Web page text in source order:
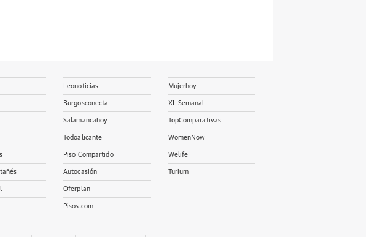
Leonoticias
Burgosconecta
Salamancahoy
Todoalicante
Piso Compartido
Autocasión
Oferplan
Pisos.com
Mujerhoy
XL Semanal
TopComparativas
WomenNow
Welife
Turium